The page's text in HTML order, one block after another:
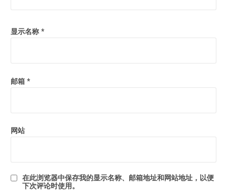
显示名称 *
邮箱 *
网站
在此浏览器中保存我的显示名称、邮箱地址和网站地址，以便
下次评论时使用。